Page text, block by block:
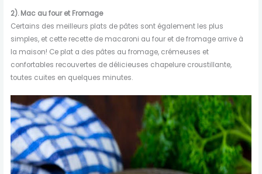
2).Mac au four et Fromage
Certains des meilleurs plats de pâtes sont également les plus
simples, et cette recette de macaroni au four et de fromage arrive à
la maison! Ce plat a des pâtes au fromage, crémeuses et
confortables recouvertes de délicieuses chapelure croustillante,
toutes cuites en quelques minutes.